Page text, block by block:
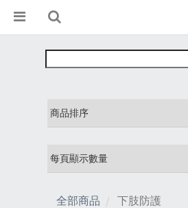
全部商品 下肢防護